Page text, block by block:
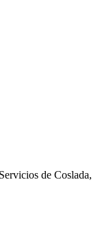
de Coslada,